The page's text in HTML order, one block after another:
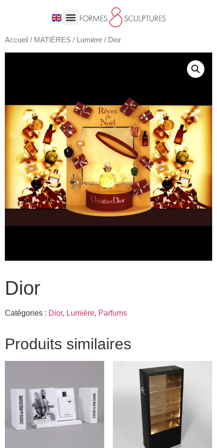
Accueil / MATIÈRES / Lumière / Dior
Dior
Catégories : Dior, Lumière, Parfums
Produits similaires